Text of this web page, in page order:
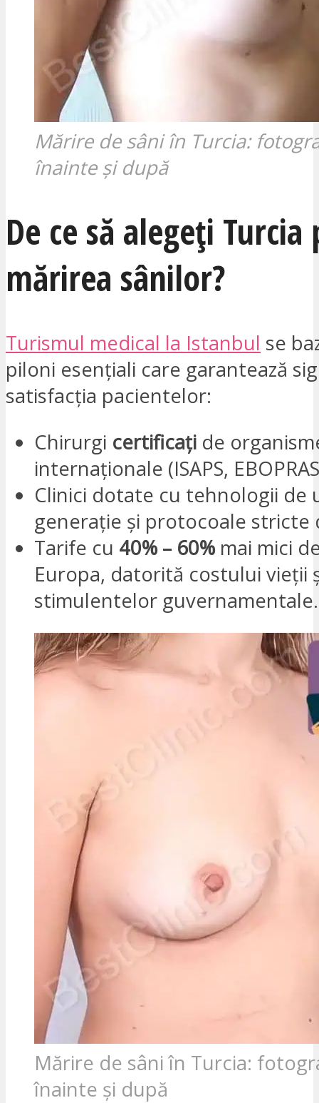
Mărire de sâni în Turcia:
înainte și după
De ce să alegeți
mărirea sânilor?
Turismul medical la Istanbul se
piloni esențiali care garantează
satisfacția pacientelor:
Chirurgi certificați de
internaționale (ISAPS,
Clinici dotate cu tehnologii de
generație și protocoale stricte
Tarife cu 40% – 60% mai mici
Europa, datorită costului vieții
stimulentelor guvernamentale.
Mărire de sâni în Turcia:
înainte și după